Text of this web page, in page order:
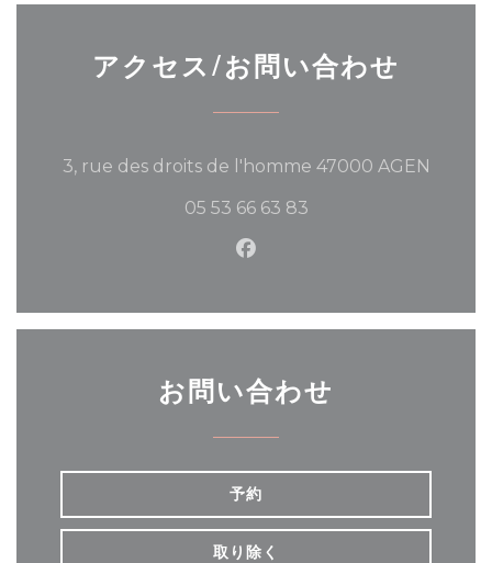
アクセス/お問い合わせ
3, rue des droits de l'homme 47000 AGEN
05 53 66 63 83
Facebook ((新しいウィン
お問い合わせ
予約
取り除く